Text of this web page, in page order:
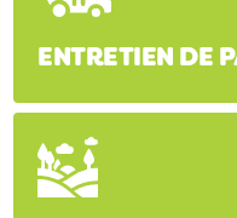
ENTRETIEN DE